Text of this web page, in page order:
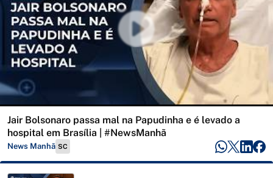
Jair Bolsonaro passa mal na Papudinha e é levado a
hospital em Brasília | #NewsManhã
News Manhã SC